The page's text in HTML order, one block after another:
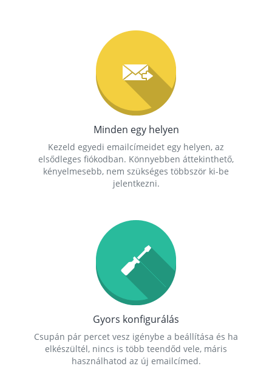
Minden egy helyen
Kezeld egyedi emailcímeidet egy helyen, az
elsődleges fiókodban. Könnyebben áttekinthető,
kényelmesebb, nem szükséges többször ki-be
jelentkezni.
Gyors konfigurálás
Csupán pár percet vesz igénybe a beállítása és ha
elkészültél, nincs is több teendőd vele, máris
használhatod az új emailcímed.